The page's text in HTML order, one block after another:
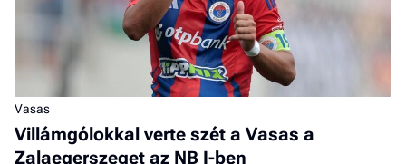
Vasas
Villámgólokkal verte szét a Vasas a
Zalaegerszeget az NB I-ben